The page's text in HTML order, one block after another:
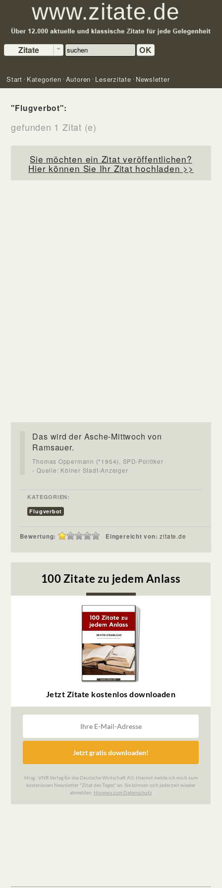
Zitate OK
Start Kategorien Autoren Leserzitate Newsletter
"Flugverbot":
gefunden 1 Zitat (e)
Sie möchten ein Zitat veröffentlichen?
Hier können Sie Ihr Zitat hochladen >>
Das wird der Asche-Mittwoch von
Ramsauer.
Thomas Oppermann (*1954), SPD-Politiker
- Quelle: Kölner Stadt-Anzeiger
KATEGORIEN:
Flugverbot
Bewertung: Eingereicht von:zitate.de